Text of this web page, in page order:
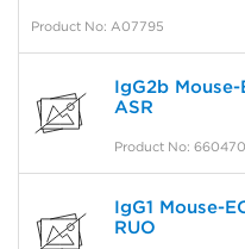
Product No: A07795
IgG2b Mouse-
ASR
Product No:
IgG1 Mouse-
RUO